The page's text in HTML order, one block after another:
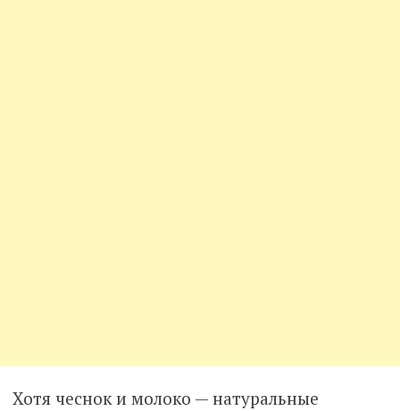
Хотя чеснок и молоко — натуральные